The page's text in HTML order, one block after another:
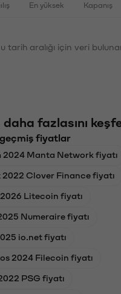
En yüksek Kapanış
tarih aralığı için veri
fazlasını
fiyatlar
2024 Manta Network fiyatı
2022 Clover Finance fiyatı
Litecoin fiyatı
Numeraire fiyatı
io.net fiyatı
2024 Filecoin fiyatı
PSG fiyatı